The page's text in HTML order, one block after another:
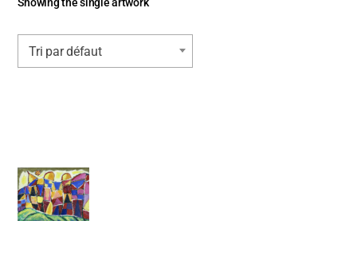
Tri par défaut